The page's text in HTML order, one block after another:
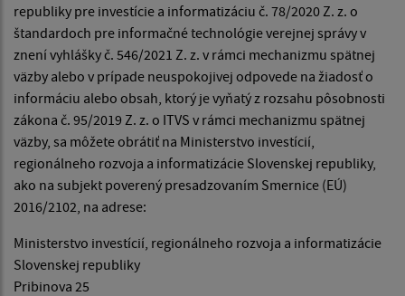
republiky pre investície a informatizáciu č. 78/2020 Z. z. o
štandardoch pre informačné technológie verejnej správy v
znení vyhlášky č. 546/2021 Z. z. v rámci mechanizmu spätnej
väzby alebo v prípade neuspokojivej odpovede na žiadosť o
informáciu alebo obsah, ktorý je vyňatý z rozsahu pôsobnosti
zákona č. 95/2019 Z. z. o ITVS v rámci mechanizmu spätnej
väzby, sa môžete obrátiť na Ministerstvo investícií,
regionálneho rozvoja a informatizácie Slovenskej republiky,
ako na subjekt poverený presadzovaním Smernice (EÚ)
2016/2102, na adrese:
Ministerstvo investícií, regionálneho rozvoja a informatizácie
Slovenskej republiky
Pribinova 25